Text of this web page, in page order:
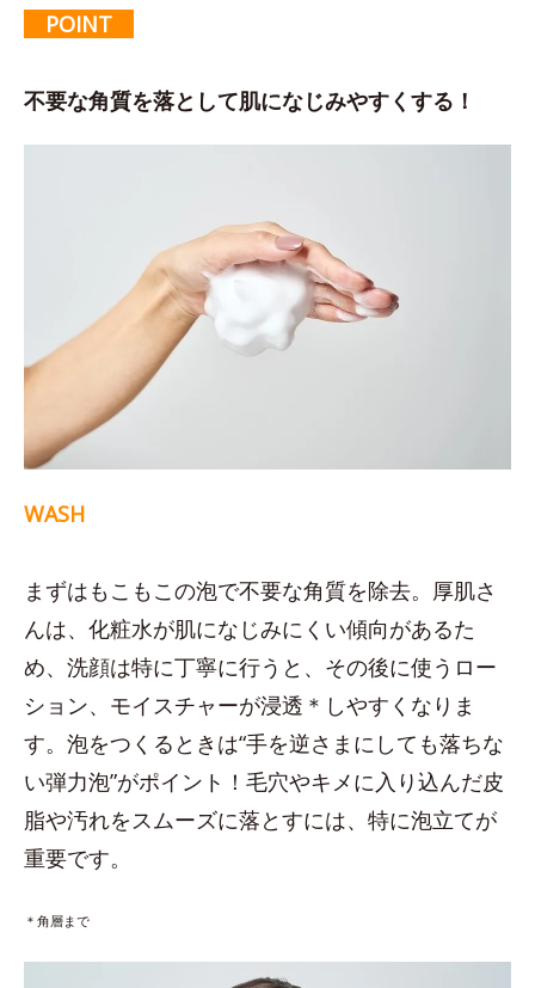
POINT
不要な角質を落として肌になじみやすくする！
WASH
まずはもこもこの泡で不要な角質を除去。厚肌さ
んは、化粧水が肌になじみにくい傾向があるた
め、洗顔は特に丁寧に行うと、その後に使うロー
ション、モイスチャーが浸透＊しやすくなりま
す。泡をつくるときは“手を逆さまにしても落ちな
い弾力泡”がポイント！毛穴やキメに入り込んだ皮
脂や汚れをスムーズに落とすには、特に泡立てが
重要です。
＊角層まで